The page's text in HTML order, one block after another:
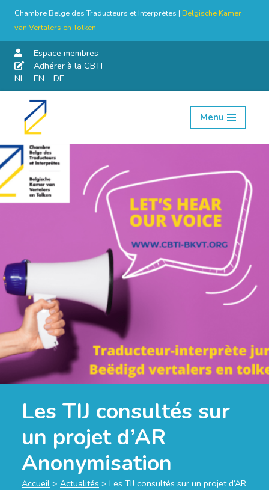
Chambre Belge des Traducteurs et Interprètes | Belgische Kamer
van Vertalers en Tolken
Espace membres
Adhérer à la CBTI
NL
EN DE
Aller
contenu
Menu
Les TIJ consultés sur
un projet d’AR
Anonymisation
Accueil > Actualités > Les TIJ consultés sur un projet d’AR